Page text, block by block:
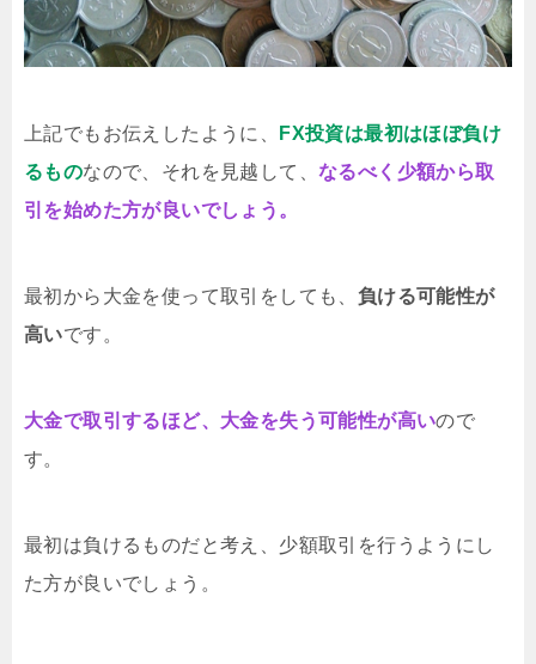
上記でもお伝えしたように、
FX投資は最初はほぼ負け
るものなので、それを見越して、なるべく少額から取
引を始めた方が良いでしょう。
最初から大金を使って取引をしても、 負ける可能性が
高いです。
大金で取引するほど、大金を失う可能性が高いので
す。
最初は負けるものだと考え、少額取引を行うようにし
た方が良いでしょう。